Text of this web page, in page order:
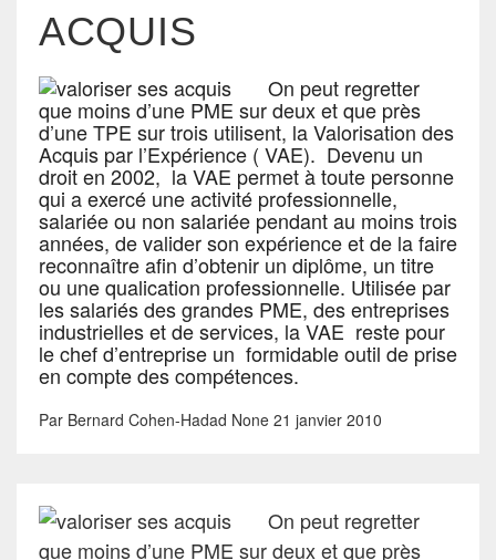
ACQUIS
On peut regretter
que moins d’une PME sur deux et que près
d’une TPE sur trois utilisent, la Valorisation des
Acquis par l’Expérience ( VAE). Devenu un
droit en 2002, la VAE permet à toute personne
qui a exercé une activité professionnelle,
salariée ou non salariée pendant au moins trois
années, de valider son expérience et de la faire
reconnaître afin d’obtenir un diplôme, un titre
ou une qualication professionnelle. Utilisée par
les salariés des grandes PME, des entreprises
industrielles et de services, la VAE reste pour
le chef d’entreprise un formidable outil de prise
en compte des compétences.
Par Bernard Cohen-Hadad None 21 janvier 2010
On peut regretter
que moins d’une PME sur deux et que près